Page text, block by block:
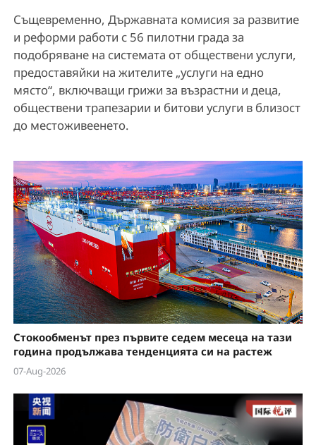
Същевременно, Държавната комисия за развитие
и реформи работи с 56 пилотни града за
подобряване на системата от обществени услуги,
предоставяйки на жителите „услуги на едно
място“, включващи грижи за възрастни и деца,
обществени трапезарии и битови услуги в близост
до местоживеенето.
Стокообменът през първите седем месеца на тази
година продължава тенденцията си на растеж
07-Aug-2026